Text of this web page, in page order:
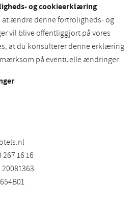
og cookieerklæring
ændre denne fortroligheds- og
vil blive offentliggjort på vores
at du konsulterer denne erklæring
på eventuelle ændringer.
16 16